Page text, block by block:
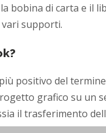
bobina di carta e
supporti.
positivo del
grafico su un
il trasferimento